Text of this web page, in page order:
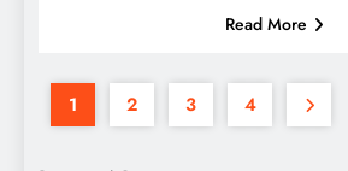
Read More
1 2 3 4